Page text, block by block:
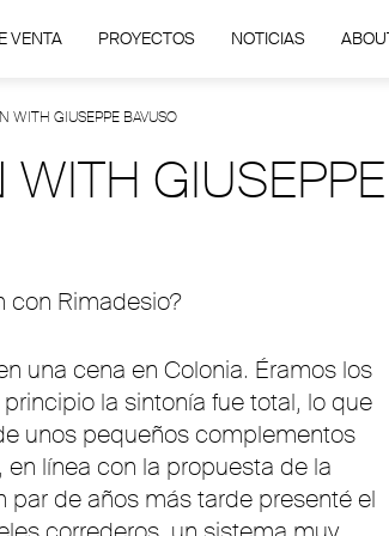
VENTA PROYECTOS NOTICIAS
WITH GIUSEPPE BAVUSO
con Rimadesio?
una cena en Colonia. Éramos los
la sintonía fue total, lo que
unos pequeños complementos
línea con la propuesta de la
de años más tarde presenté el